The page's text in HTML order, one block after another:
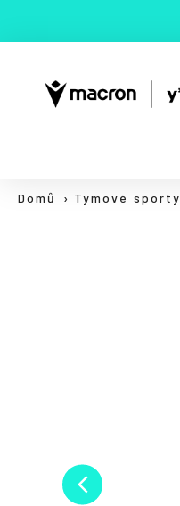
obsah
Domů Týmové sporty
Zpět
obchodu
Zpět
obchodu